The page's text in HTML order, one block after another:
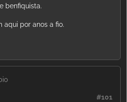
benfiquista.
aqui por anos a fio.
#101